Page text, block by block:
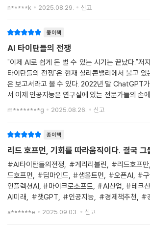
아남게 된다.이미 우리는 20세기와 21세기의 경
n*****k 2025.08.29. 신고
종이책
AI 타이탄들의 전쟁
"이제 AI로 쉽게 돈 벌 수 있는 시기는 끝났다."저
타이탄들의 전쟁"은 현재 실리콘밸리에서 불고
은 보고서라고 볼 수 있다. 2022년 말 ChatGPT
서 이제 인공지능은 연구실에 있는 전문가들의 손
니라 평범한 대중의 일상에서도 사용되게 되었다.
되었고 이제 승자
m********g 2025.08.26. 신고
종이책
리드 호프먼, 기회를 따라움직이다. 결국 그
#AI타이탄들의전쟁, #게리리블린, #리드호프
드호프먼, #딥마인드, #샘올트먼, #오픈AI, #
인플렉션AI, #마이크로소프트, #AI산업, #테크
AI미래, #챗GPT, #인공지능, #경제책추천, #
리뷰, #AI책추천 🤍도서를 제공받아 정보 공유 목
a******e 2025.09.03. 신고